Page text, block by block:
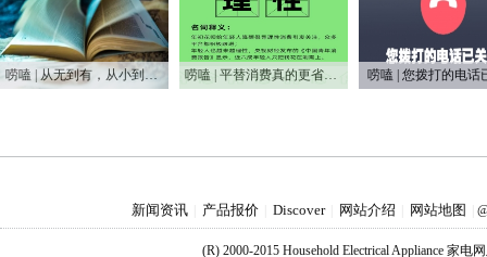
唠嗑 | 从无到有，从小到大，75年家电之变 唠嗑 | 平替消费真的更省钱吗？ 唠嗑 | 您拨打的电话
新闻资讯 产品报价 Discover 网站介绍 网站地图
(R) 2000-2015 Household Electrical Appliance 家电